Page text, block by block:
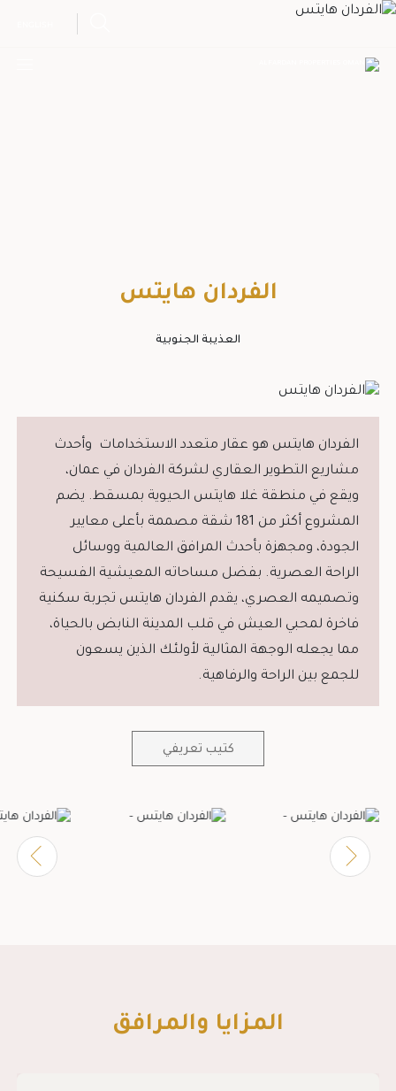
Skip
الفردان هايتس
العذيبة الجنوبية
الفردان هايتس هو عقار متعدد الاستخدامات وأحدث
مشاريع التطوير العقاري لشركة الفردان في عمان،
ويقع في منطقة غلا هايتس الحيوية بمسقط. يضم
المشروع أكثر من 181 شقة مصممة بأعلى معايير
الجودة، ومجهزة بأحدث المرافق العالمية ووسائل
الراحة العصرية. بفضل مساحاته المعيشية الفسيحة
وتصميمه العصري، يقدم الفردان هايتس تجربة سكنية
فاخرة لمحبي العيش في قلب المدينة النابض بالحياة،
مما يجعله الوجهة المثالية لأولئك الذين يسعون
للجمع بين الراحة والرفاهية.
كتيب تعريفي
المزايا والمرافق